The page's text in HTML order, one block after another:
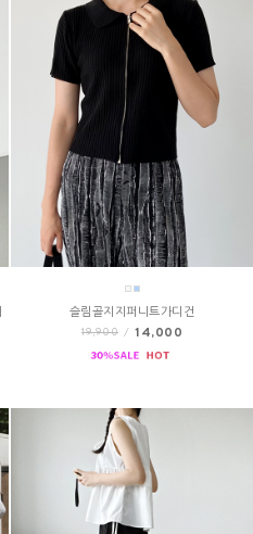
슬림골지지퍼니트가디건
19,900 / 14,000